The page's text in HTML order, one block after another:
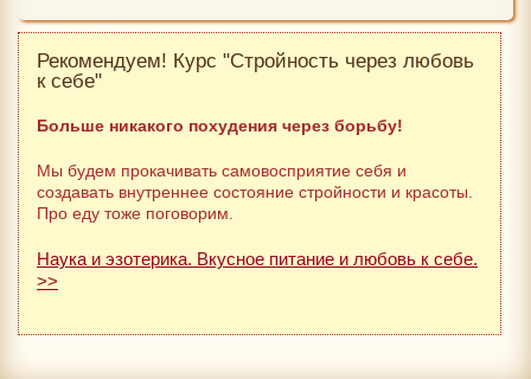
Рекомендуем! Курс "Стройность через любовь
к себе"
Больше никакого похудения через борьбу!
Мы будем прокачивать самовосприятие себя и
создавать внутреннее состояние стройности и красоты.
Про еду тоже поговорим.
Наука и эзотерика. Вкусное питание и любовь к себе.
>>